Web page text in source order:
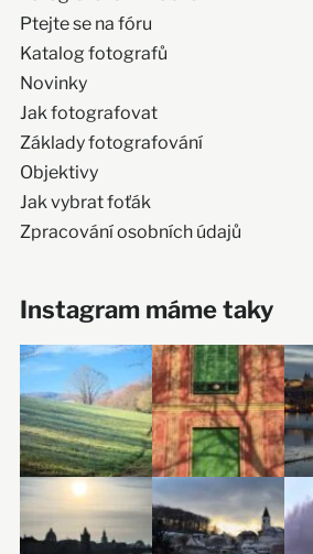
Ptejte se na fóru
Katalog fotografů
Novinky
Jak fotografovat
Základy fotografování
Objektivy
Jak vybrat foťák
Zpracování osobních údajů
Instagram máme taky